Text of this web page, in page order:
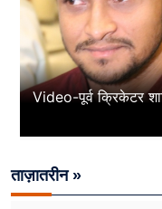
Video-पूर्व क्रिकेटर
ताज़ातरीन »